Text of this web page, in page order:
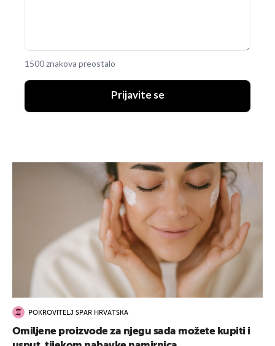
1500 znakova preostalo
Prijavite se
POKROVITELJ SPAR HRVATSKA
Omiljene proizvode za njegu sada možete kupiti i